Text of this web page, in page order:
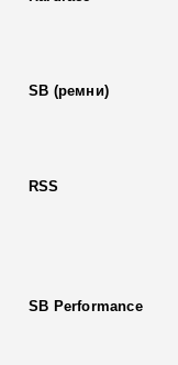
SB (ремни)
RSS
SB Performance